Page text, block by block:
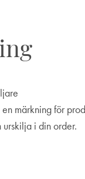
märkning för
urskilja i din order.